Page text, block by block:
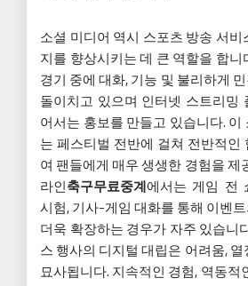
소셜 미디어 역시 스포츠 방송 서비
지를 향상시키는 데 큰 역할을 합
경기 중에 대화, 기능 및 불리하게
돌이치고 있으며 인터넷 스트리밍
어서는 홍보를 만들고 있습니다. 이
는 페스티벌 전반에 걸쳐 전반적인
여 팬들에게 매우 생생한 경험을 제
라인축구무료중계에서는 게임 전
시험, 기사-게임 대화를 통해 이벤
더욱 확장하는 경우가 자주 있습니
스 행사의 디지털 대립은 어려움,
묘사됩니다. 지속적인 경험, 역동적